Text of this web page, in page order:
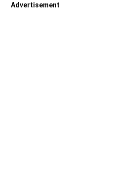
Advertisement